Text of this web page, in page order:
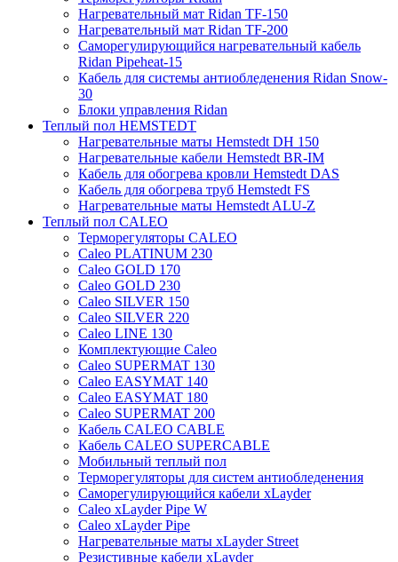
Нагревательный мат Ridan TF-150
Нагревательный мат Ridan TF-200
Саморегулирующийся нагревательный кабель
Ridan Pipeheat-15
Кабель для системы антиобледенения Ridan Snow-
30
Блоки управления Ridan
Теплый пол HEMSTEDT
Нагревательные маты Hemstedt DH 150
Нагревательные кабели Hemstedt BR-IM
Кабель для обогрева кровли Hemstedt DAS
Кабель для обогрева труб Hemstedt FS
Нагревательные маты Hemstedt ALU-Z
Теплый пол CALEO
Терморегуляторы CALEO
Caleo PLATINUM 230
Caleo GOLD 170
Caleo GOLD 230
Caleo SILVER 150
Caleo SILVER 220
Caleo LINE 130
Комплектующие Caleo
Caleo SUPERMAT 130
Caleo EASYMAT 140
Caleo EASYMAT 180
Caleo SUPERMAT 200
Кабель CALEO CABLE
Кабель CALEO SUPERCABLE
Мобильный теплый пол
Терморегуляторы для систем антиобледенения
Саморегулирующийся кабели xLayder
Caleo xLayder Pipe W
Caleo xLayder Pipe
Нагревательные маты xLayder Street
Резистивные кабели xLayder